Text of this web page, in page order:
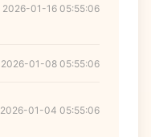
2026-01-16 05:55:06
2026-01-08 05:55:06
2026-01-04 05:55:06